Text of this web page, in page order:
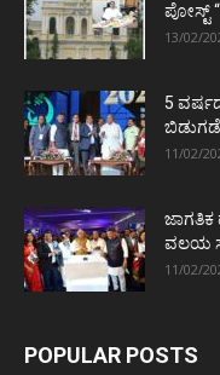
ಪೋಸ್ಟ್‌
13/02/
5
ಬಿಡುಗಡೆ
11/02/
ವಲಯ
11/02/
POPULAR POSTS